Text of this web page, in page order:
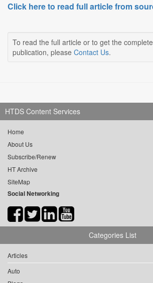
Click here to read full article from
To read the full article or to get the
publication, please Contact Us.
HTDS Content Services
Home
About Us
Subscribe/Renew
HT Archive
SiteMap
Social Networking
Categories List
Articles
Auto